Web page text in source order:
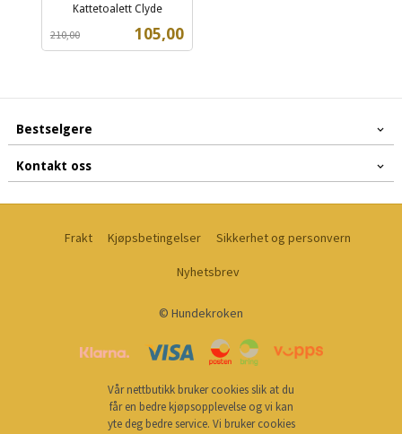
Kattetoalett Clyde
Tilbud
105,00
210,00
mva.
Bestselgere
Kontakt oss
Frakt Kjøpsbetingelser Sikkerhet og personvern
Nyhetsbrev
© Hundekroken
Vår nettbutikk bruker cookies slik at du
får en bedre kjøpsopplevelse og vi kan
yte deg bedre service. Vi bruker cookies